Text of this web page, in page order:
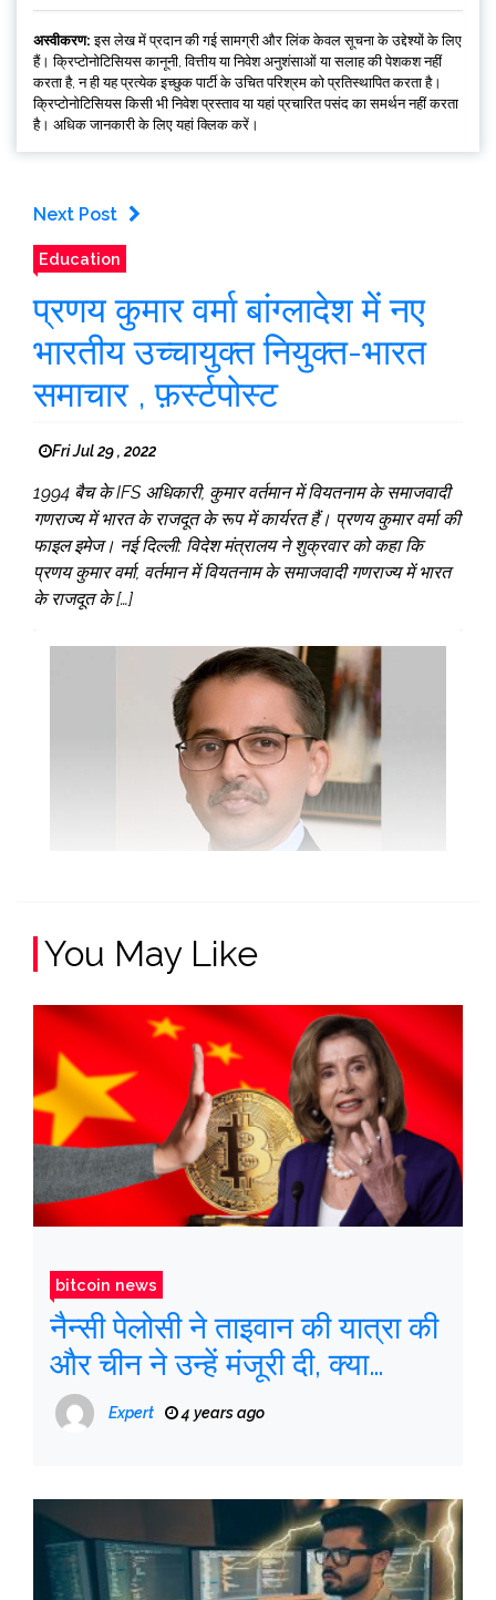
अस्वीकरण: इस लेख में प्रदान की गई सामग्री और लिंक केवल सूचना के उद्देश्यों के लिए
हैं। क्रिप्टोनोटिसियस कानूनी, वित्तीय या निवेश अनुशंसाओं या सलाह की पेशकश नहीं
करता है, न ही यह प्रत्येक इच्छुक पार्टी के उचित परिश्रम को प्रतिस्थापित करता है।
क्रिप्टोनोटिसियस किसी भी निवेश प्रस्ताव या यहां प्रचारित पसंद का समर्थन नहीं करता
है। अधिक जानकारी के लिए यहां क्लिक करें।
Next Post
Education
प्रणय कुमार वर्मा बांग्लादेश में नए
भारतीय उच्चायुक्त नियुक्त-भारत
समाचार , फ़र्स्टपोस्ट
Fri Jul 29 , 2022
1994 बैच के IFS अधिकारी, कुमार वर्तमान में वियतनाम के समाजवादी
गणराज्य में भारत के राजदूत के रूप में कार्यरत हैं। प्रणय कुमार वर्मा की
फाइल इमेज। नई दिल्ली: विदेश मंत्रालय ने शुक्रवार को कहा कि
प्रणय कुमार वर्मा, वर्तमान में वियतनाम के समाजवादी गणराज्य में भारत
के राजदूत के […]
You May Like
bitcoin news
नैन्सी पेलोसी ने ताइवान की यात्रा की
और चीन ने उन्हें मंजूरी दी, क्या
बिटकॉइन प्रभावित हो सकता है?
Expert 4 years ago